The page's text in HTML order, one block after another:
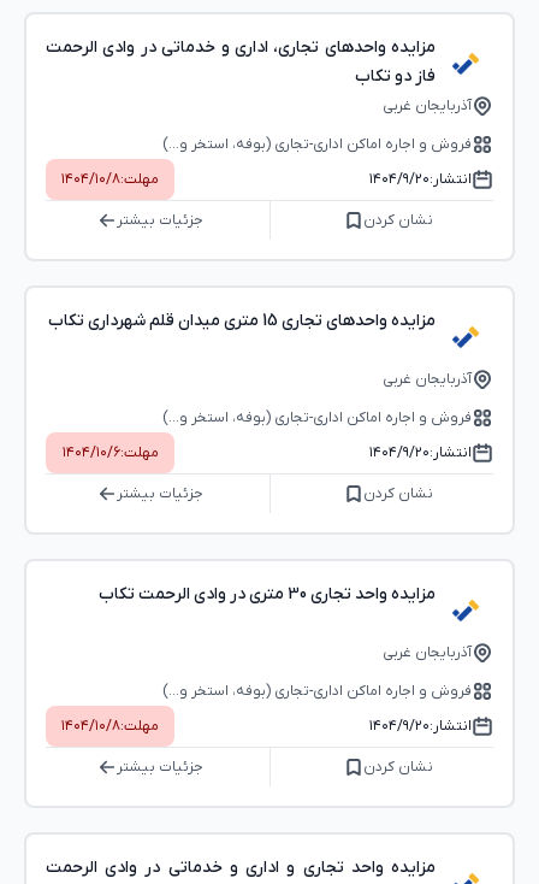
مزایده واحدهای تجاری، اداری و خدماتی در وادی الرحمت
فاز دو تکاب
آذربایجان غربی
فروش و اجاره اماکن اداری-تجاری (بوفه، استخر و...)
انتشار:۱۴۰۴/۹/۲۰ مهلت:۱۴۰۴/۱۰/۸
نشان کردن جزئیات بیشتر
مزایده واحدهای تجاری 15 متری میدان قلم شهرداری تکاب
آذربایجان غربی
فروش و اجاره اماکن اداری-تجاری (بوفه، استخر و...)
انتشار:۱۴۰۴/۹/۲۰ مهلت:۱۴۰۴/۱۰/۶
نشان کردن جزئیات بیشتر
مزایده واحد تجاری 30 متری در وادی الرحمت تکاب
آذربایجان غربی
فروش و اجاره اماکن اداری-تجاری (بوفه، استخر و...)
انتشار:۱۴۰۴/۹/۲۰ مهلت:۱۴۰۴/۱۰/۸
نشان کردن جزئیات بیشتر
مزایده واحد تجاری و اداری و خدماتی در وادی الرحمت